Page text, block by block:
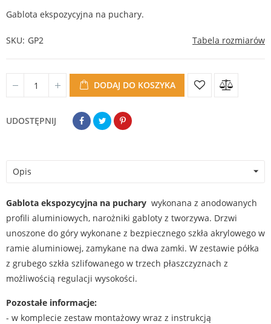
Gablota ekspozycyjna na puchary.
Tabela rozmiarów
SKU GP2
DODAJ DO KOSZYKA
UDOSTĘPNIJ
Opis
Gablota ekspozycyjna na puchary wykonana z anodowanych
profili aluminiowych, narożniki gabloty z tworzywa. Drzwi
unoszone do góry wykonane z bezpiecznego szkła akrylowego w
ramie aluminiowej, zamykane na dwa zamki. W zestawie półka
z grubego szkła szlifowanego w trzech płaszczyznach z
możliwością regulacji wysokości.
Pozostałe informacje:
- w komplecie zestaw montażowy wraz z instrukcją